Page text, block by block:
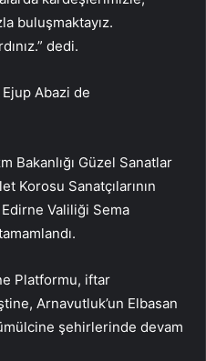
buluşmaktayız.
dedi.
Abazi de
Bakanlığı Güzel Sanatlar
Korosu Sanatçılarının
Valiliği Sema
Platformu, iftar
Arnavutluk’un Elbasan
şehirlerinde devam